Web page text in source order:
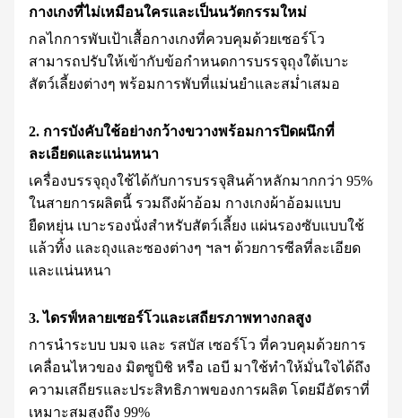
กางเกงที่ไม่เหมือนใครและเป็นนวัตกรรมใหม่
กลไกการพับเป้าเสื้อกางเกงที่ควบคุมด้วยเซอร์โว
สามารถปรับให้เข้ากับข้อกำหนดการบรรจุถุงใต้เบาะ
สัตว์เลี้ยงต่างๆ พร้อมการพับที่แม่นยำและสม่ำเสมอ
2. การบังคับใช้อย่างกว้างขวางพร้อมการปิดผนึกที่
ละเอียดและแน่นหนา
เครื่องบรรจุถุงใช้ได้กับการบรรจุสินค้าหลักมากกว่า 95%
ในสายการผลิตนี้ รวมถึงผ้าอ้อม กางเกงผ้าอ้อมแบบ
ยืดหยุ่น เบาะรองนั่งสำหรับสัตว์เลี้ยง แผ่นรองซับแบบใช้
แล้วทิ้ง และถุงและซองต่างๆ ฯลฯ ด้วยการซีลที่ละเอียด
และแน่นหนา
3. ไดรฟ์หลายเซอร์โวและเสถียรภาพทางกลสูง
การนำระบบ บมจ และ รสบัส เซอร์โว ที่ควบคุมด้วยการ
เคลื่อนไหวของ มิตซูบิชิ หรือ เอบี มาใช้ทำให้มั่นใจได้ถึง
ความเสถียรและประสิทธิภาพของการผลิต โดยมีอัตราที่
เหมาะสมสูงถึง 99%